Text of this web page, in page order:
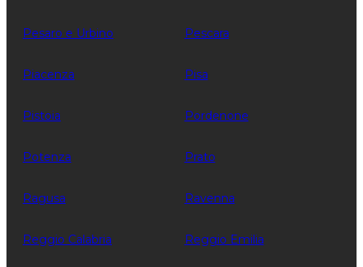
Pesaro e Urbino Pescara
Piacenza Pisa
Pistoia Pordenone
Potenza Prato
Ragusa Ravenna
Reggio Calabria Reggio Emilia